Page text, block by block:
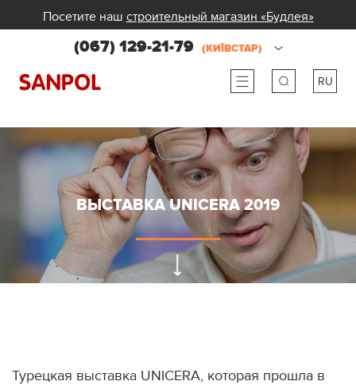
Посетите наш строительный магазин «Будлея»
(067) 129-21-79 (КИЇВСТАР)
RU
ua
ВЫСТАВКА UNICERA 2019
Турецкая выставка UNICERA, которая прошла в